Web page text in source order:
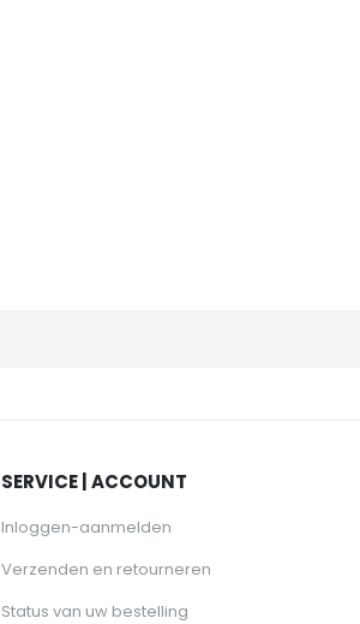
SERVICE | ACCOUNT
Inloggen-aanmelden
Verzenden en retourneren
Status van uw bestelling